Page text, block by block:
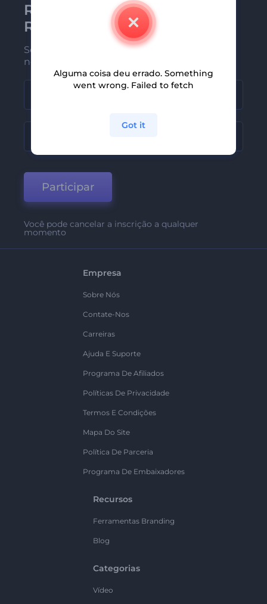
Receba a newsletter da
Renderforest
Seja um dos primeiros a receber
nossas últimas novidades e ofertas
Participar
Você pode cancelar a inscrição a qualquer
momento
Empresa
Sobre Nós
Contate-Nos
Carreiras
Ajuda E Suporte
Programa De Afiliados
Políticas De Privacidade
Termos E Condições
Mapa Do Site
Política De Parceria
Programa De Embaixadores
Recursos
Ferramentas Branding
Blog
Categorias
Vídeo
Alguma coisa deu errado. Something
went wrong. Failed to fetch
Got it